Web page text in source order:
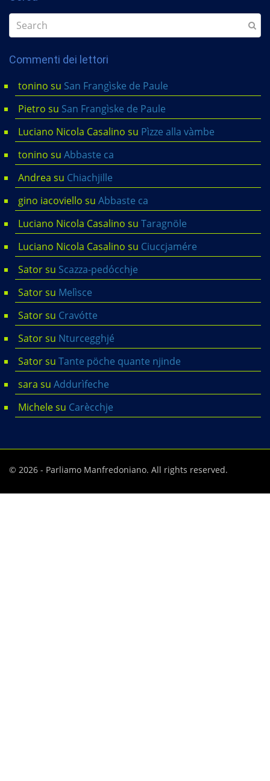
Commenti dei lettori
tonino su San Frangìske de Paule
Pietro su San Frangìske de Paule
Luciano Nicola Casalino su Pìzze alla vàmbe
tonino su Abbaste ca
Andrea su Chiachjille
gino iacoviello su Abbaste ca
Luciano Nicola Casalino su Taragnöle
Luciano Nicola Casalino su Ciuccjamére
Satorsu Scazza-pedócchje
Satorsu Melìsce
Satorsu Cravótte
Satorsu Nturcegghjé
Satorsu Tante pöche quante njinde
sara su Addurìfeche
Michelesu Carècchje
© 2026 - Parliamo Manfredoniano. All rights reserved.